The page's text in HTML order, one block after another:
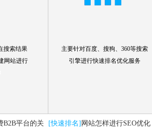
搜索结果
网站进行
主要针对百度、搜狗、360等搜索
引擎进行快速排名优化服务
B2B平台的关 [快速排名] 网站怎样进行SEO优化